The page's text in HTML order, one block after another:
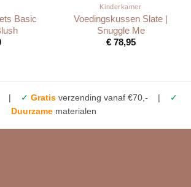
Basic
Kinderkamer
Voedingskussen Slate |
Snuggle Me
€78,95
| ✓ Gratisverzending vanaf €70,- |
✓
Duurzamematerialen